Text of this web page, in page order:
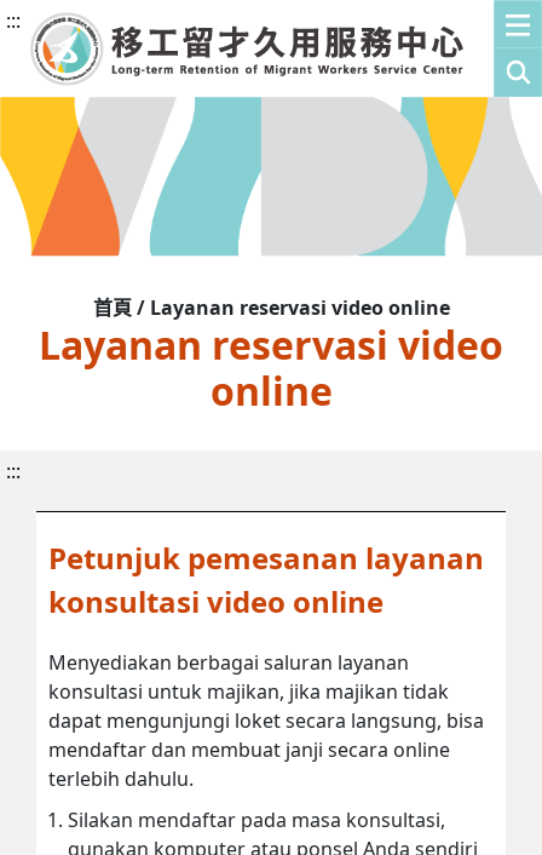
:::
首頁 / Layanan reservasi video online
Layanan reservasi video
online
:::
Petunjuk pemesanan layanan
konsultasi video online
Menyediakan berbagai saluran layanan
konsultasi untuk majikan, jika majikan tidak
dapat mengunjungi loket secara langsung, bisa
mendaftar dan membuat janji secara online
terlebih dahulu.
Silakan mendaftar pada masa konsultasi,
gunakan komputer atau ponsel Anda sendiri